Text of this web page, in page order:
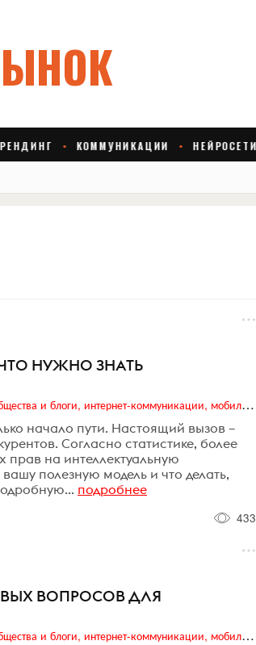
НУЖНО ЗНАТЬ
Digital (web-дизайн, интернет-реклама и продвижение, интернет-сообщества и блоги, интернет-коммуникации, мобильный маркетинг, реклама на цифровых экранах)
начало пути. Настоящий вызов –
Согласно статистике, более
прав на интеллектуальную
полезную модель и что делать,
подробнее
433
ВОПРОСОВ ДЛЯ
Digital (web-дизайн, интернет-реклама и продвижение, интернет-сообщества и блоги, интернет-коммуникации, мобильный маркетинг, реклама на цифровых экранах)